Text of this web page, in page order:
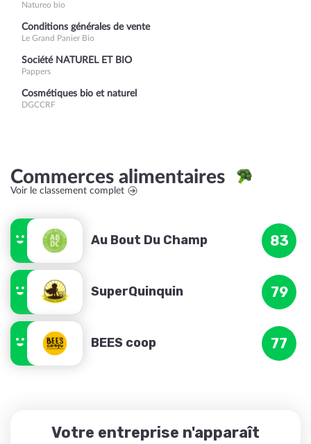
Natureo bio
Conditions générales de vente
Le Grand Panier Bio
Société NATUREL ET BIO
Pappers
Cosmétiques bio et naturel
DGCCRF
Commerces alimentaires
Voir le classement complet
Au Bout Du Champ 83
SuperQuinquin 79
BEES coop 77
Votre entreprise n'apparaît